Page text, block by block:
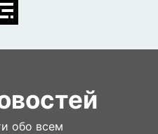
обо всем